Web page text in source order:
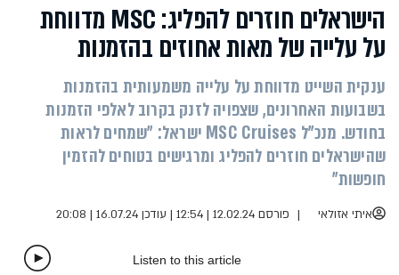
הישראלים חוזרים להפליג: MSC מדווחת
על עלייה של מאות אחוזים בהזמנות
ענקית השייט מדווחת על עלייה משמעותית בהזמנות
בשבועות האחרונים, שצפויה לזנק בקרוב לאלפי הזמנות
בחודש. מנכ"ל MSC Cruises ישראל: ״שמחים לראות
שהישראלים חוזרים להפליג ומרגישים בטוחים להזמין
חופשות״
איתי אזולאי פורסם 12.02.24 | 12:54 | עודכן 16.07.24 | 20:08